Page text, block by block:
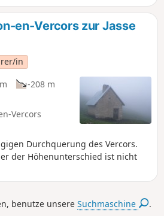
en-Vercors zur Jasse
in
-208 m
Vercors
Durchquerung des Vercors.
der Höhenunterschied ist nicht
benutze unsereSuchmaschine .